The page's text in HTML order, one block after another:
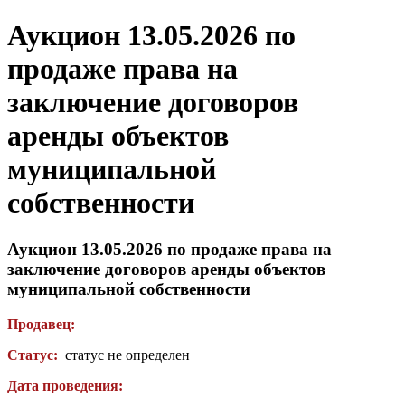
Аукцион 13.05.2026 по
продаже права на
заключение договоров
аренды объектов
муниципальной
собственности
Аукцион 13.05.2026 по продаже права на
заключение договоров аренды объектов
муниципальной собственности
Продавец:
Статус: статус не определен
Дата проведения: